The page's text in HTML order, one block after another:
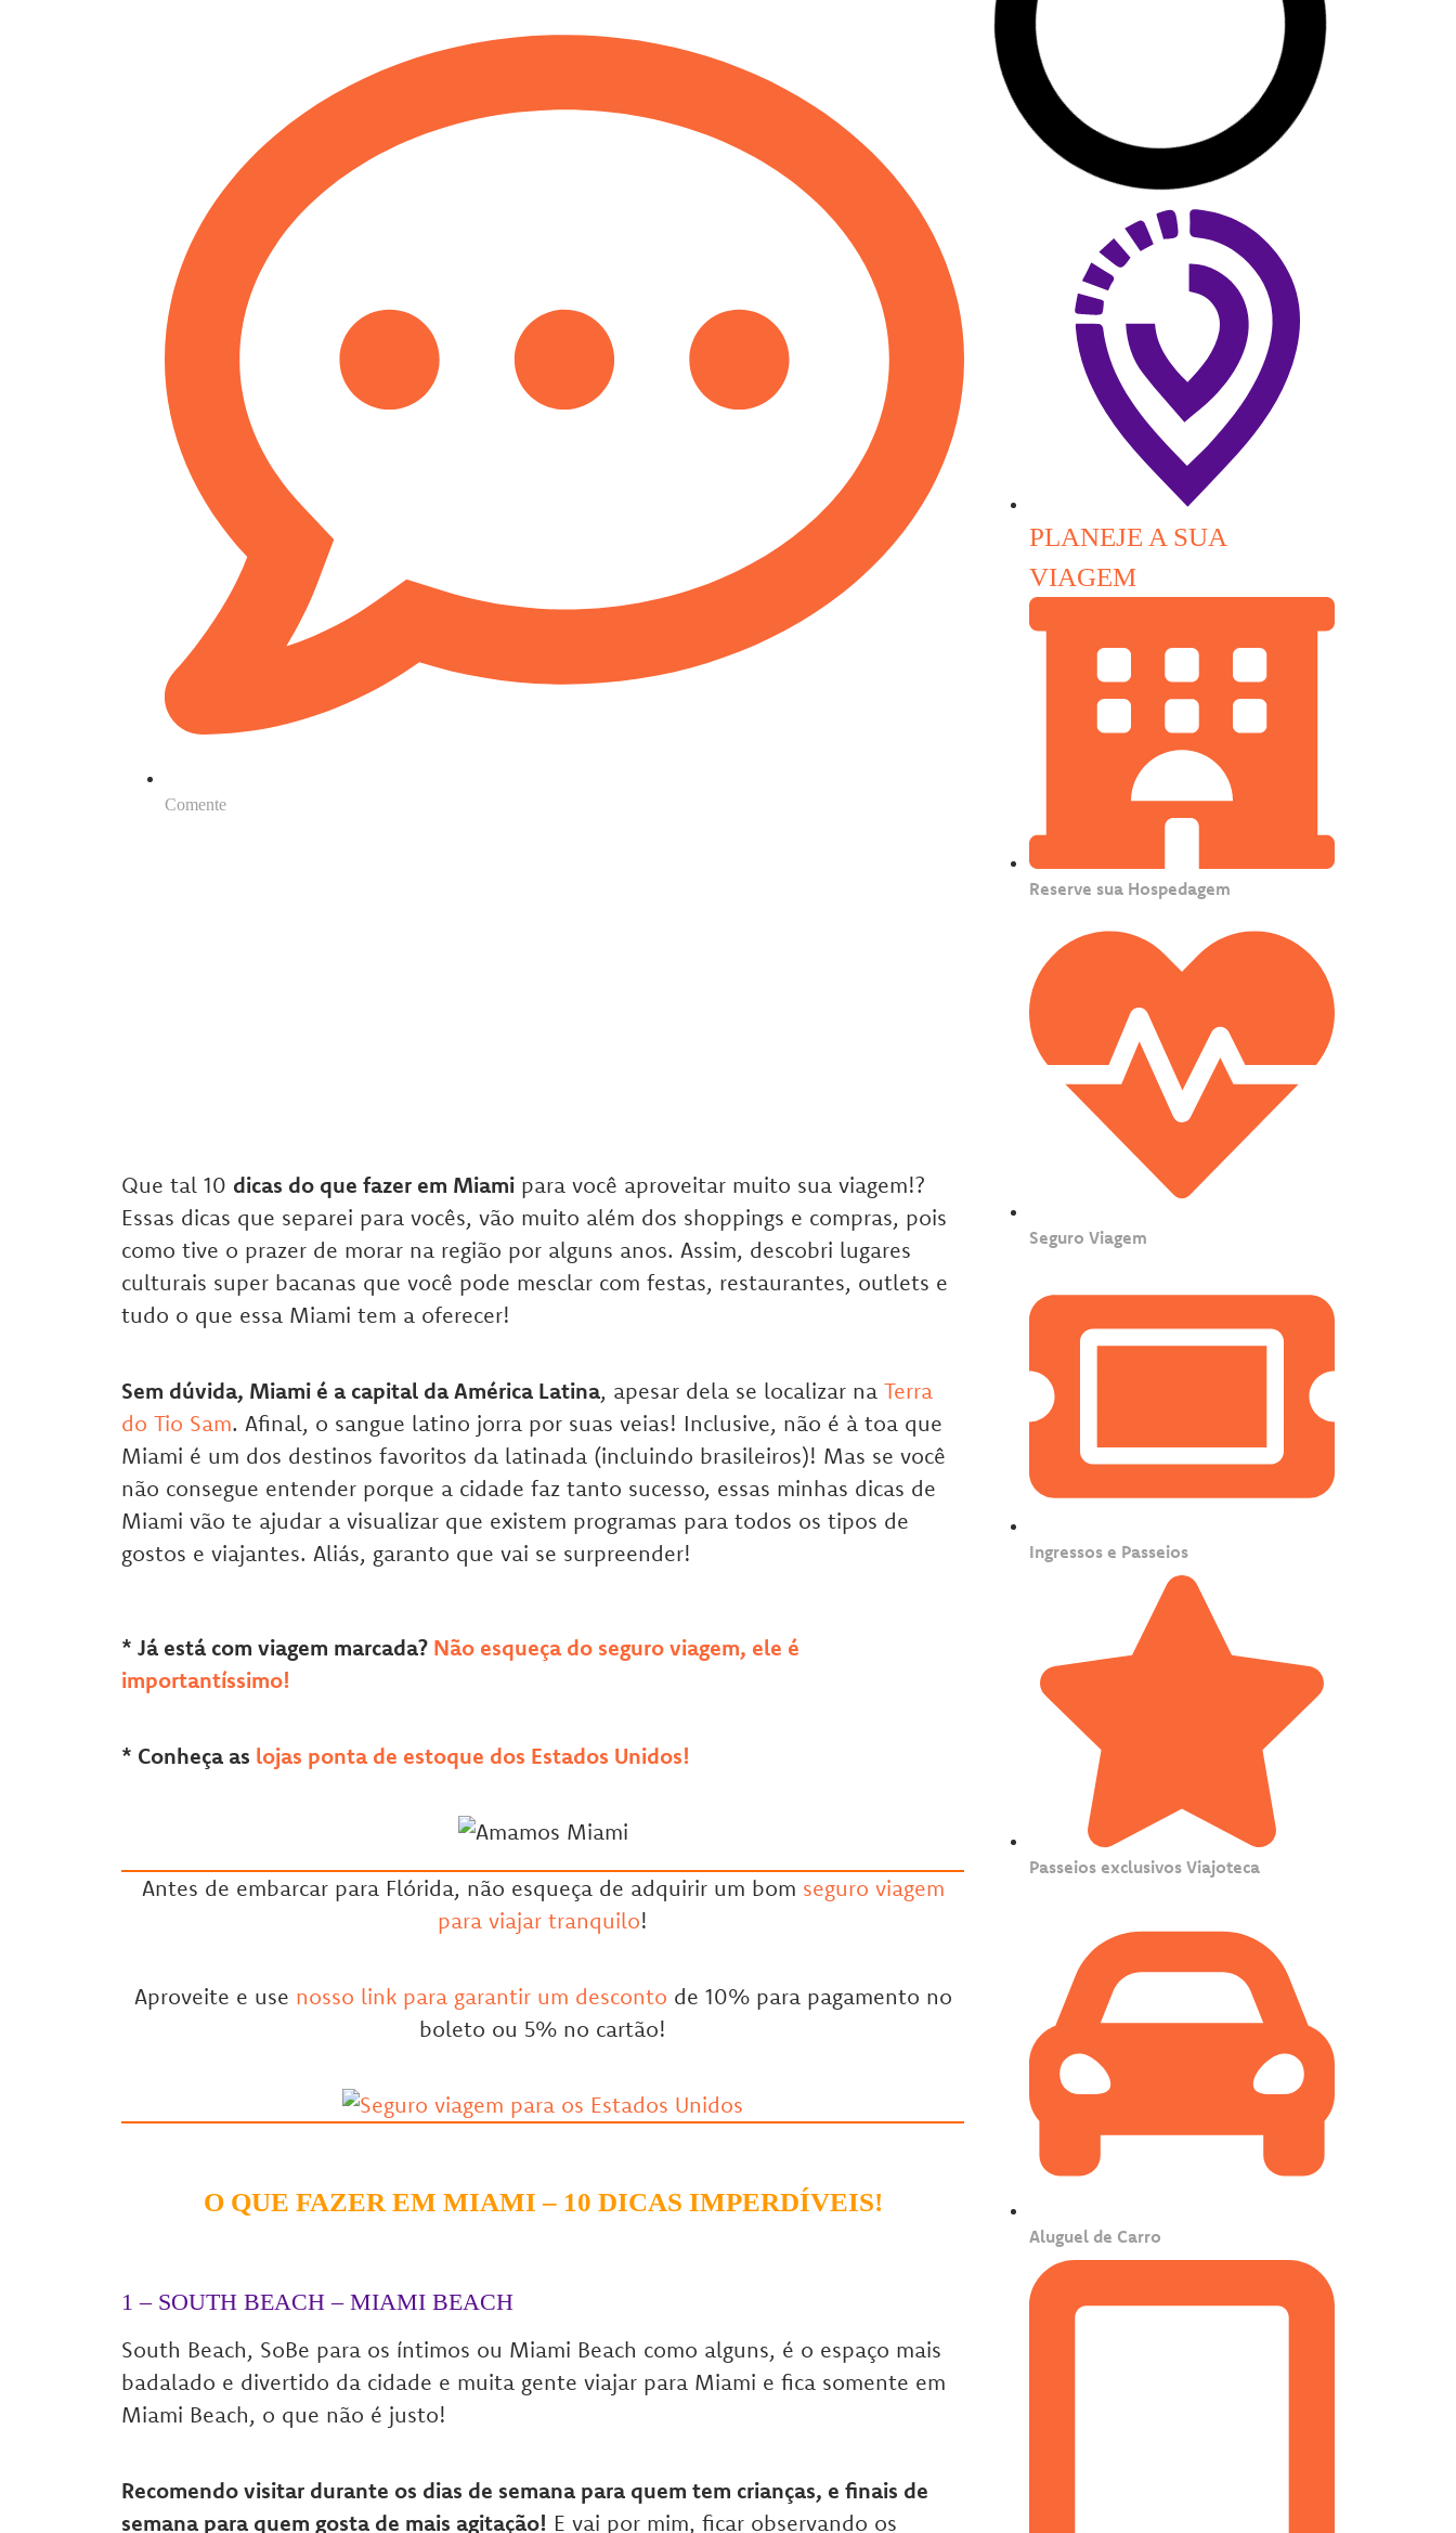
Comente
Que tal 10 dicas do que fazer em Miami para você aproveitar muito sua viagem!?
Essas dicas que separei para vocês, vão muito além dos shoppings e compras, pois
como tive o prazer de morar na região por alguns anos. Assim, descobri lugares
culturais super bacanas que você pode mesclar com festas, restaurantes, outlets e
tudo o que essa Miami tem a oferecer!
Sem dúvida, Miami é a capital da América Latina, apesar dela se localizar na Terra
do Tio Sam. Afinal, o sangue latino jorra por suas veias! Inclusive, não é à toa que
Miami é um dos destinos favoritos da latinada (incluindo brasileiros)! Mas se você
não consegue entender porque a cidade faz tanto sucesso, essas minhas dicas de
Miami vão te ajudar a visualizar que existem programas para todos os tipos de
gostos e viajantes. Aliás, garanto que vai se surpreender!
* Já está com viagem marcada? Não esqueça do seguro viagem, ele é
importantíssimo!
* Conheça as lojas ponta de estoque dos Estados Unidos!
Antes de embarcar para Flórida, não esqueça de adquirir um bom seguro viagem
para viajar tranquilo!
Aproveite e use nosso link para garantir um desconto de 10% para pagamento no
boleto ou 5% no cartão!
O QUE FAZER EM MIAMI – 10 DICAS IMPERDÍVEIS!
1 – SOUTH BEACH – MIAMI BEACH
South Beach, SoBe para os íntimos ou Miami Beach como alguns, é o espaço mais
badalado e divertido da cidade e muita gente viajar para Miami e fica somente em
Miami Beach, o que não é justo!
Recomendo visitar durante os dias de semana para quem tem crianças, e finais de
semana para quem gosta de mais agitação! E vai por mim, ficar observando os
PLANEJE A SUA
VIAGEM
Reserve sua Hospedagem
Seguro Viagem
Ingressos e Passeios
Passeios exclusivos Viajoteca
Aluguel de Carro